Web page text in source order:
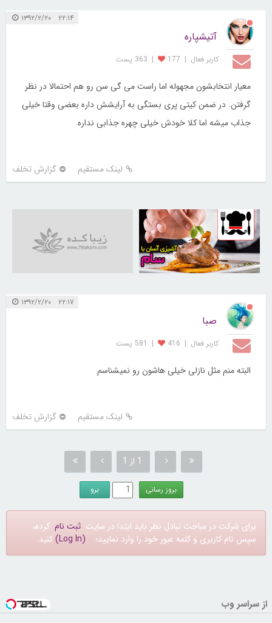
۲۲:۱۴ ۱۳۹۲/۲/۲۰
آتیشپاره
کاربر فعال |
177
| 363 پست
معیار انتخابشون مجهوله اما راست می گی سن رو هم احتمالا در نظر
گرفتن. در ضمن کیتی پری بستگی به آرایشش داره بعضی وقتا خیلی
جذاب میشه اما کلا خودش خیلی چهره جذابی نداره
لینک مستقیم گزارش تخلف
30258038
۲۲:۱۷ ۱۳۹۲/۲/۲۰
صبا
کاربر فعال |
416
| 581 پست
البته منم مثل نازلی خیلی هاشون رو نمیشناسم
لینک مستقیم گزارش تخلف
1 از 1
برای شرکت در مباحث تبادل نظر باید ابتدا در سایت ثبت نام کرده،
سپس نام کاربری و کلمه عبور خود را وارد نمایید؛ (Log In) کنید.
از سراسر وب